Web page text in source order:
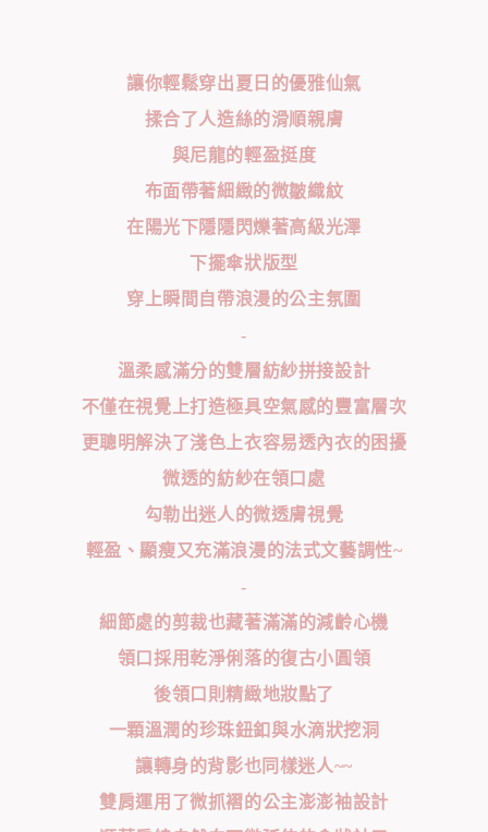
讓你輕鬆穿出夏日的優雅仙氣
揉合了人造絲的滑順親膚
與尼龍的輕盈挺度
布面帶著細緻的微皺織紋
在陽光下隱隱閃爍著高級光澤
下擺傘狀版型
穿上瞬間自帶浪漫的公主氛圍
-
溫柔感滿分的雙層紡紗拼接設計
不僅在視覺上打造極具空氣感的豐富層次
更聰明解決了淺色上衣容易透內衣的困擾
微透的紡紗在領口處
勾勒出迷人的微透膚視覺
輕盈、顯瘦又充滿浪漫的法式文藝調性~
-
細節處的剪裁也藏著滿滿的減齡心機
領口採用乾淨俐落的復古小圓領
後領口則精緻地妝點了
一顆溫潤的珍珠鈕釦與水滴狀挖洞
讓轉身的背影也同樣迷人~~
雙肩運用了微抓褶的公主澎澎袖設計